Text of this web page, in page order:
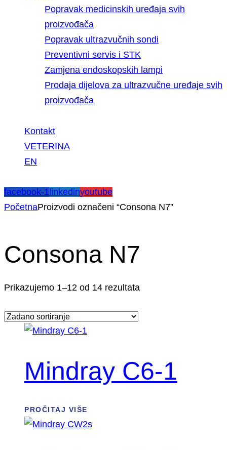
Popravak medicinskih uređaja svih
proizvođača
Popravak ultrazvučnih sondi
Preventivni servis i STK
Zamjena endoskopskih lampi
Prodaja dijelova za ultrazvučne uređaje svih
proizvođača
Kontakt
VETERINA
EN
facebook-1 linkedinyoutube
PočetnaProizvodi označeni “Consona N7”
Consona N7
Prikazujemo 1–12 od 14 rezultata
Mindray C6-1
PROČITAJ VIŠE